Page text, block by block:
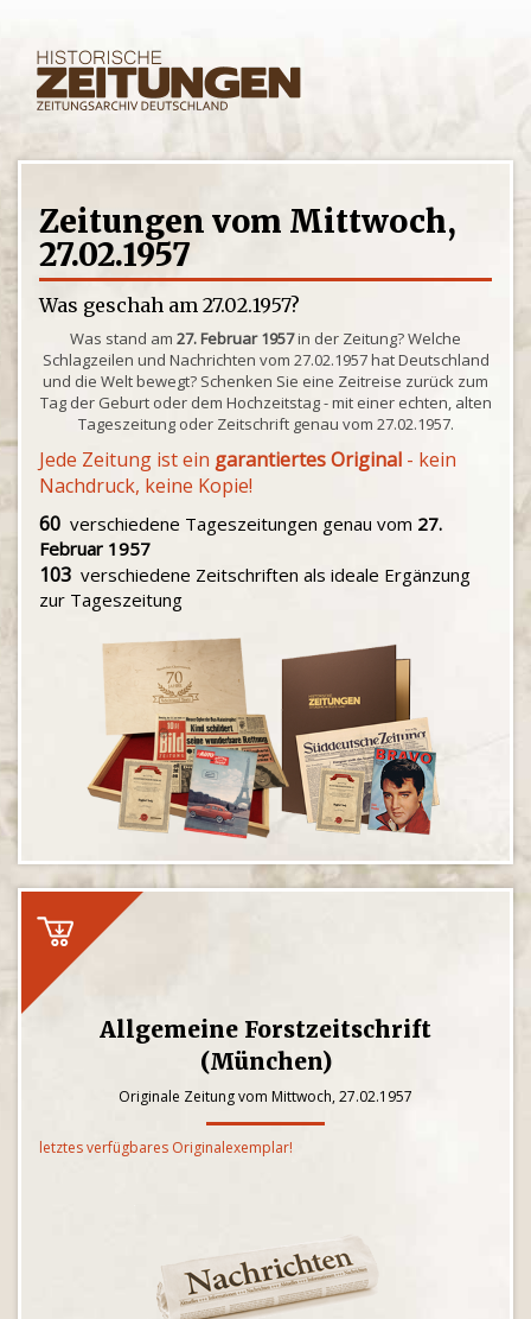
Zeitungen vom Mittwoch,
27.02.1957
Was geschah am 27.02.1957?
Was stand am 27. Februar 1957in der Zeitung? Welche
Schlagzeilen und Nachrichten vom 27.02.1957 hat Deutschland
und die Welt bewegt? Schenken Sie eine Zeitreise zurück zum
Tag der Geburt oder dem Hochzeitstag - mit einer echten, alten
Tageszeitung oder Zeitschrift genau vom 27.02.1957.
Jede Zeitung ist ein garantiertes Original - kein
Nachdruck, keine Kopie!
60 verschiedene Tageszeitungen genau vom 27.
Februar 1957
103 verschiedene Zeitschriften als ideale Ergänzung
zur Tageszeitung
Allgemeine Forstzeitschrift
(München)
Originale Zeitung vom Mittwoch, 27.02.1957
letztes verfügbares Originalexemplar!